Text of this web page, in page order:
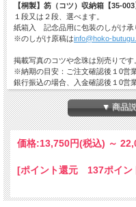
【桐製】笏（コツ）収納箱【35-
１段又は２段、選べます。
紙箱入 記念品用に包装のしがけ承
※のしがけ原稿はinfo@hoko-
掲載写真のコツや念珠は別売りです
※納期の目安：ご注文確認後１0営業
銀行振込の場合、入金確認後１0営業
▼ 商品
価格:13,750円(税込) ～
[ポイント還元 137ポイン